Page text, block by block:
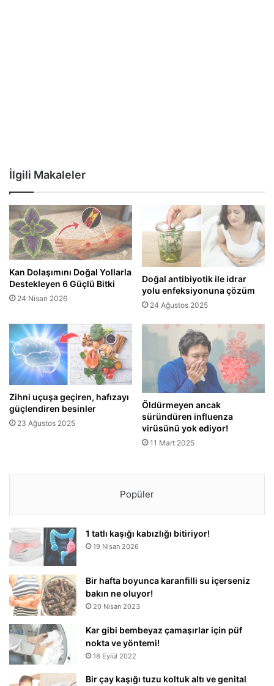
İlgili Makaleler
Kan Dolaşımını Doğal Yollarla
Destekleyen 6 Güçlü Bitki
24 Nisan 2026
Doğal antibiyotik ile idrar
yolu enfeksiyonuna çözüm
24 Ağustos 2025
Zihni uçuşa geçiren, hafızayı
güçlendiren besinler
23 Ağustos 2025
Öldürmeyen ancak
süründüren influenza
virüsünü yok ediyor!
11 Mart 2025
Popüler
1 tatlı kaşığı kabızlığı bitiriyor!
19 Nisan 2026
Bir hafta boyunca karanfilli su içerseniz
bakın ne oluyor!
20 Nisan 2023
Kar gibi bembeyaz çamaşırlar için püf
nokta ve yöntemi!
18 Eylül 2022
Bir çay kaşığı tuzu koltuk altı ve genital